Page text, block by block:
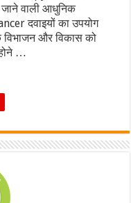
वाली आधुनिक
दवाइयों का उपयोग
और विकास को
…